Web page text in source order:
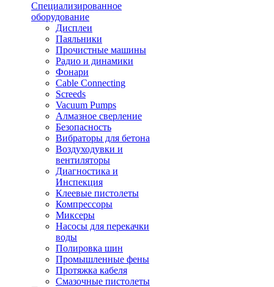
Специализированное
оборудование
Дисплеи
Паяльники
Прочистные машины
Радио и динамики
Фонари
Cable Connecting
Screeds
Vacuum Pumps
Алмазное сверление
Безопасность
Вибраторы для бетона
Воздуходувки и
вентиляторы
Диагностика и
Инспекция
Клеевые пистолеты
Компрессоры
Миксеры
Насосы для перекачки
воды
Полировка шин
Промышленные фены
Протяжка кабеля
Смазочные пистолеты